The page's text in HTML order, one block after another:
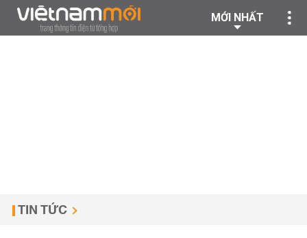
MỚI NHẤT
TIN TỨC